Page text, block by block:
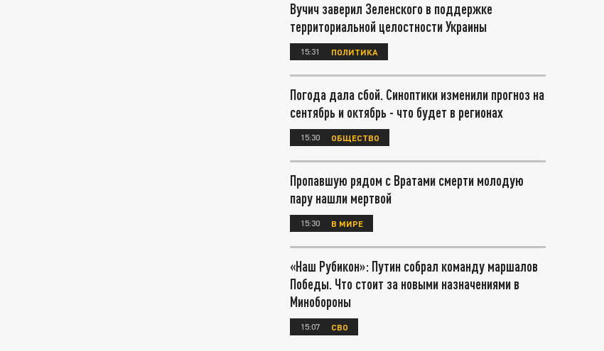
Вучич заверил Зеленского в поддержке
территориальной целостности Украины
15:31 ПОЛИТИКА
Погода дала сбой. Синоптики изменили прогноз на
сентябрь и октябрь - что будет в регионах
15:30 ОБЩЕСТВО
Пропавшую рядом с Вратами смерти молодую
пару нашли мертвой
15:30 В МИРЕ
«Наш Рубикон»: Путин собрал команду маршалов
Победы. Что стоит за новыми назначениями в
Минобороны
15:07 СВО